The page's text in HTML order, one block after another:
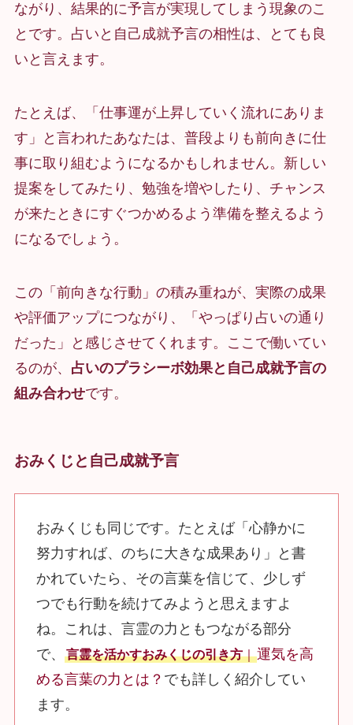
ながり、結果的に予言が実現してしまう現象のこ
とです。占いと自己成就予言の相性は、とても良
いと言えます。
たとえば、「仕事運が上昇していく流れにありま
す」と言われたあなたは、普段よりも前向きに仕
事に取り組むようになるかもしれません。新しい
提案をしてみたり、勉強を増やしたり、チャンス
が来たときにすぐつかめるよう準備を整えるよう
になるでしょう。
この「前向きな行動」の積み重ねが、実際の成果
や評価アップにつながり、「やっぱり占いの通り
だった」と感じさせてくれます。ここで働いてい
るのが、 占いのプラシーボ効果と自己成就予言の
組み合わせです。
おみくじと自己成就予言
おみくじも同じです。たとえば「心静かに
努力すれば、のちに大きな成果あり」と書
かれていたら、その言葉を信じて、少しず
つでも行動を続けてみようと思えますよ
ね。これは、言霊の力ともつながる部分
で、
言霊を活かすおみくじの引き方｜運気を高
める言葉の力とは？ でも詳しく紹介してい
ます。